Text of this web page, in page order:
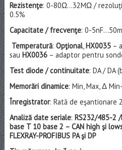
Rezistenţe: 0-80Ω…32MΩ /
0.5%
Capacitate / frecvenţe: 0-
Temperatură: Opţional,HX0035–
sau HX0036– adaptor pentru
Test diode / continuitate: DA / DA
Memorări dinamice: Min, Max, Δ
Înregistrator: Rată de
Analiză date seriale: RS232/485-2 /
base T 10 base 2 – CAN high şi
FLEXRAY-PROFIBUS PA şi DP